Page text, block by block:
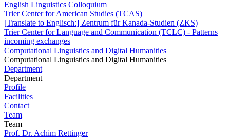
English Linguistics Colloquium
Trier Center for American Studies (TCAS)
[Translate to Englisch:] Zentrum für Kanada-Studien (ZKS)
Trier Center for Language and Communication (TCLC) - Patterns
incoming exchanges
Computational Linguistics and Digital Humanities
Computational Linguistics and Digital Humanities
Department
Department
Profile
Facilities
Contact
Team
Team
Prof. Dr. Achim Rettinger